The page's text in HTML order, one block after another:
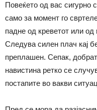
Повеќето од вас сигурно
само за момент го
падне од креветот или од
Следува силен плач кај
преплашен. Сепак,
навистина ретко се
постапите во вакви